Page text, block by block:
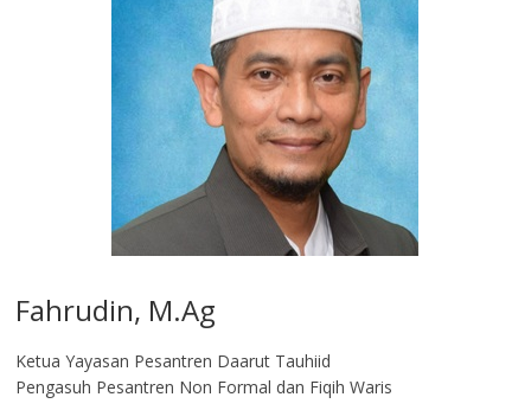
Fahrudin, M.Ag​
Ketua Yayasan Pesantren Daarut Tauhiid
Pengasuh Pesantren Non Formal dan Fiqih Waris